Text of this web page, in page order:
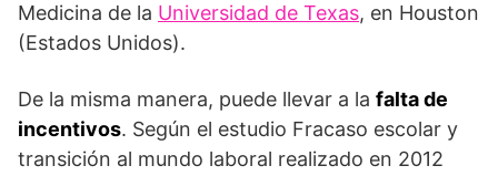
Medicina de la Universidad de Texas, en Houston
(Estados Unidos).
De la misma manera, puede llevar a la falta de
incentivos. Según el estudio Fracaso escolar y
transición al mundo laboral realizado en 2012